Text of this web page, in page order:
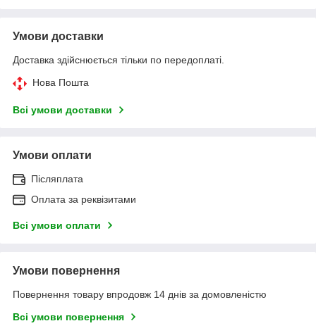
Умови доставки
Доставка здійснюється тільки по передоплаті.
Нова Пошта
Всі умови доставки
Умови оплати
Післяплата
Оплата за реквізитами
Всі умови оплати
Умови повернення
Повернення товару впродовж 14 днів за домовленістю
Всі умови повернення